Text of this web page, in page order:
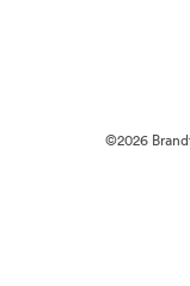
©2026